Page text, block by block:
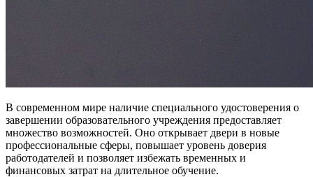
В современном мире наличие специального удостоверения о
завершении образовательного учреждения предоставляет
множество возможностей. Оно открывает двери в новые
профессиональные сферы, повышает уровень доверия
работодателей и позволяет избежать временных и
финансовых затрат на длительное обучение.